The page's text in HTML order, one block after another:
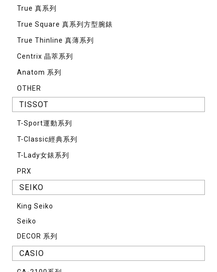
True 真系列
True Square 真系列方型腕錶
True Thinline 真薄系列
Centrix 晶萃系列
Anatom 系列
OTHER
TISSOT
T-Sport運動系列
T-Classic經典系列
T-Lady女錶系列
PRX
SEIKO
King Seiko
Seiko
DECOR 系列
CASIO